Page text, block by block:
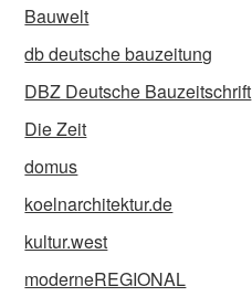
Bauwelt
db deutsche bauzeitung
DBZ Deutsche Bauzeitschrift
Die Zeit
domus
koelnarchitektur.de
kultur.west
moderneREGIONAL